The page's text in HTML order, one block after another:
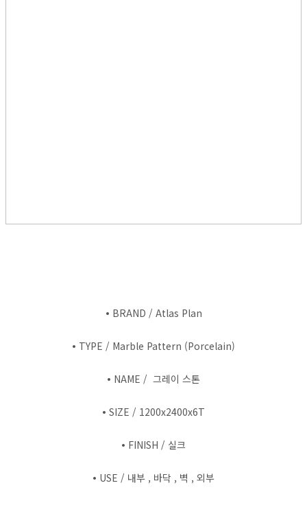
• BRAND / Atlas Plan
• TYPE / Marble Pattern (Porcelain)
• NAME / 그레이 스톤
• SIZE / 1200x2400x6T
• FINISH / 실크
• USE / 내부 , 바닥 , 벽 , 외부